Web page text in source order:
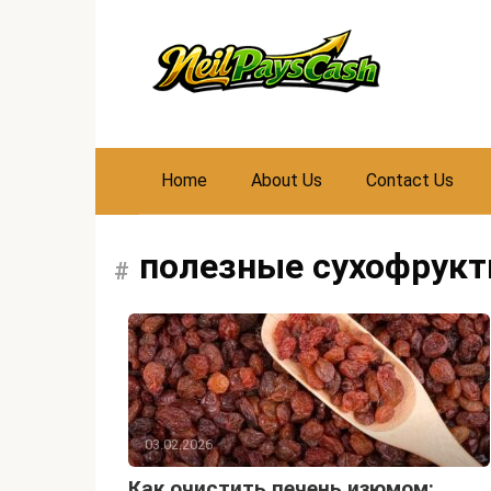
Home About Us Contact Us
полезные
03.02.2026